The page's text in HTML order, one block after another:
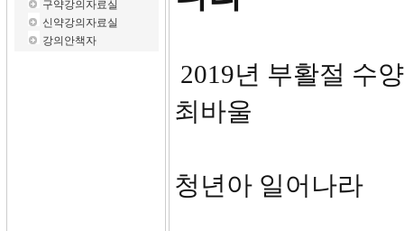
구약강의자료실
신약강의자료실
강의안책자
2019년
최바울
청년아 일어나라